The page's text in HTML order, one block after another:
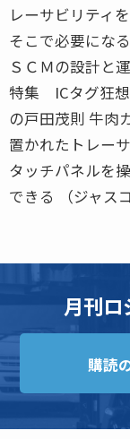
レーサビリティ
そこで必要にな
ＳＣＭの設計と
特集 ICタグ狂想
の戸田茂則 牛肉
置かれたトレー
タッチパネルを
できる （ジャス
月刊ロ
購読